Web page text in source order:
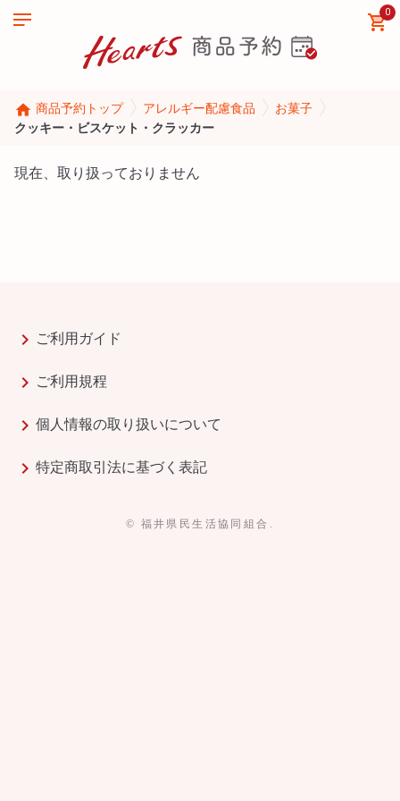
0
home 商品予約トップ アレルギー配慮食品 お菓子
クッキー・ビスケット・クラッカー
現在、取り扱っておりません
chevron_right ご利用ガイド
chevron_right ご利用規程
chevron_right 個人情報の取り扱いについて
chevron_right 特定商取引法に基づく表記
© 福井県民生活協同組合.